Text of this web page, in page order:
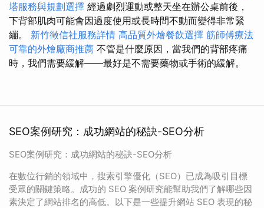
塔服務與規劃選擇 經過劇烈運動或整天坐在辦公桌前後，
下背部肌肉可能會因過度使用或長時間不動而變得非常緊
繃。 新竹徵信社服務詳情 高品質外燴餐飲選擇 筋師傅療法
可靠的外燴廠商推薦 不管是什麼原因，當我們的背部疼痛
時，我們需要緩解——最好是不需要藥物或手術的緩解。
SEO案例研究：成功網站的秘訣-SEO分析
SEO案例研究：成功網站的秘訣-SEO分析
在數位行銷的領域中，搜索引擎優化（SEO）已成為吸引目標
受眾的關鍵策略。成功的 SEO 案例研究能幫助我們了解哪些因
素決定了網站排名的高低。以下是一些提升網站 SEO 表現的秘